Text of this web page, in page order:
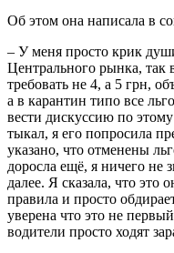
Об этом она написала в
– У меня просто крик
Центрального рынка, так
требовать не 4, а 5 грн,
а в карантин типо все
вести дискуссию по
тыкал, я его попросила
указано, что отменены
доросла ещё, я ничего не
далее. Я сказала, что это
правила и просто
уверена что это не
водители просто ходят